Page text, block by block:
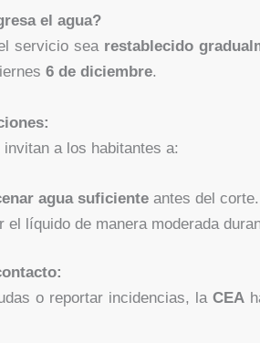
el agua?
servicio sea restablecido
6 de diciembre.
a los habitantes a:
agua suficienteantes del corte.
el líquido de manera moderada
o reportar incidencias, la CEA